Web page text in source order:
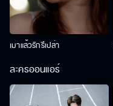
เมาแล้วรักรึเปล่า
ละครออนแอร์